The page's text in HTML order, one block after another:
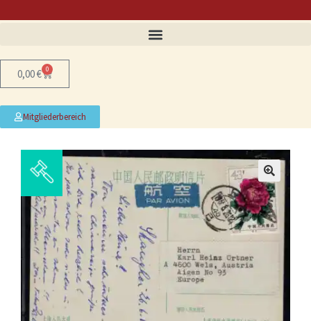
0,00€ 0
Mitgliederbereich